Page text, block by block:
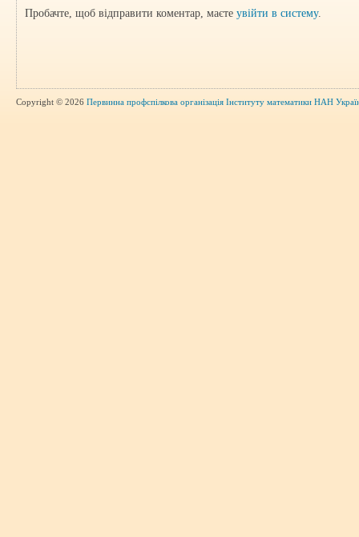
Пробачте, щоб відправити коментар, маєте увійти в систему.
Copyright © 2026 Первинна профспілкова організація Інституту математики НАН